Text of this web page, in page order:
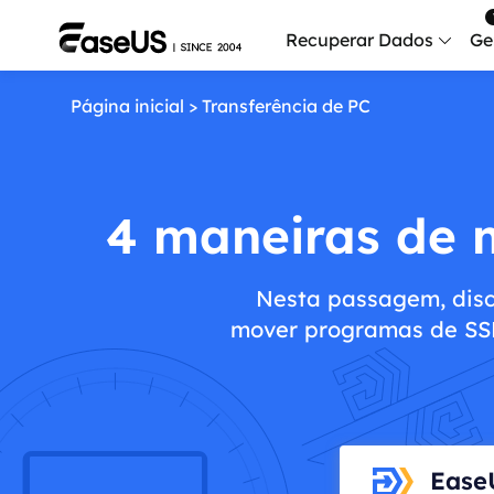
Recuperar Dados
Mais
Página inicial > Transferência de PC
4 maneiras de
Nesta passagem,
mover programas de